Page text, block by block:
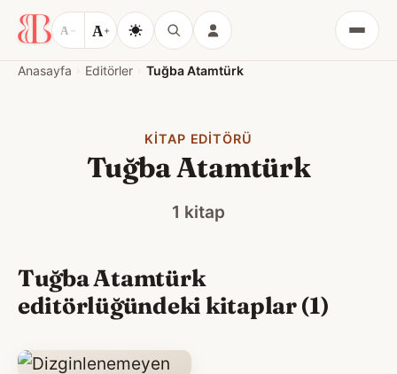
A − A+
Menü
Anasayfa Editörler Tuğba Atamtürk
KITAP EDITÖRÜ
Tuğba Atamtürk
1 kitap
Tuğba Atamtürk
editörlüğündeki kitaplar (1)